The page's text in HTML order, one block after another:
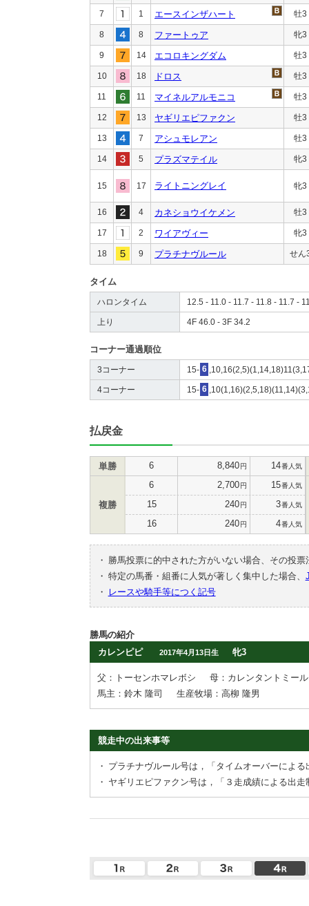
7 1 エースインザハート 牡3
8 8 ファートゥア 牝3
9 14 エコロキングダム 牡3
10 18 ドロス 牡3
11 11 マイネルアルモニコ 牡3
12 13 ヤギリエピファクン 牡3
13 7 アシュモレアン 牡3
14 5 プラズマテイル 牝3
15 17 ライトニングレイ 牝3
16 4 カネショウイケメン 牡3
17 2 ワイアヴィー 牝3
18 9 プラチナヴルール せん
タイム
ハロンタイム 12.5 - 11.0 - 11.7 - 11.8 - 11.7 -
上り 4F 46.0 - 3F 34.2
コーナー通過順位
3コーナー 15- 6
4コーナー 15- 6
払戻金
単勝 6 8,840円 14番人気
複勝
6 2,700円 15番人気
15 240円 3番人気
16 240円 4番人気
・
勝馬投票に的中された方がいない場合、その投
・ 特定の馬番・組番に人気が著しく集中した場合、
・
レースや騎手等につく記号
勝馬の紹介
カレンピピ
2017年4月13日生 牝3
父：トーセンホマレボシ
母：カレンタントミール
馬主：鈴木 隆司
生産牧場：高柳 隆男
競走中の出来事等
・ プラチナヴルール号は，「タイムオーバーによ
・ ヤギリエピファクン号は，「３走成績による出